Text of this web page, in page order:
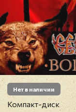
Нет в наличии
Компакт-диск